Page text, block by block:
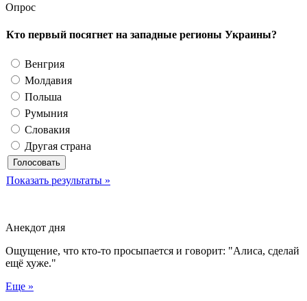
Опрос
Кто первый посягнет на западные регионы Украины?
Венгрия
Молдавия
Польша
Румыния
Словакия
Другая страна
Показать результаты »
Анекдот дня
Ощущение, что кто-то просыпается и говорит: "Алиса, сделай
ещё хуже."
Еще »